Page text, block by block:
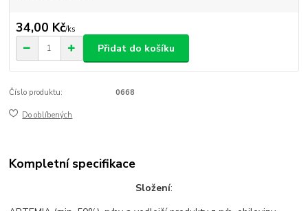
34,00 Kč/ks
Přidat do košíku
Číslo produktu: 0668
Do oblíbených
Kompletní specifikace
Složení: